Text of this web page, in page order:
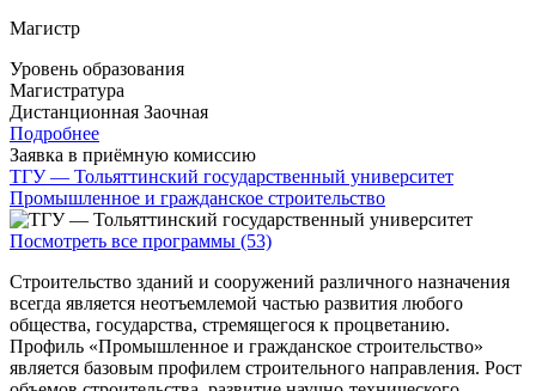
Магистр
Уровень образования
Магистратура
Дистанционная Заочная
Подробнее
Заявка в приёмную комиссию
ТГУ — Тольяттинский государственный университет
Промышленное и гражданское строительство
Посмотреть все программы (53)
Строительство зданий и сооружений различного назначения
всегда является неотъемлемой частью развития любого
общества, государства, стремящегося к процветанию.
Профиль «Промышленное и гражданское строительство»
является базовым профилем строительного направления. Рост